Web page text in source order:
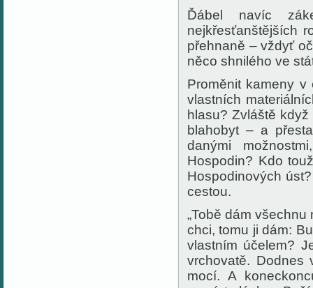
Ďábel navíc
nejkřesťanštějších
přehnaně – vždyť
něco shnilého ve
Proměnit kameny
vlastních
hlasu? Zvláště
blahobyt – a
danými
Hospodin? Kdo
Hospodinových
cestou.
„Tobě dám
chci, tomu ji dám:
vlastním účelem?
vrchovatě.
mocí. A